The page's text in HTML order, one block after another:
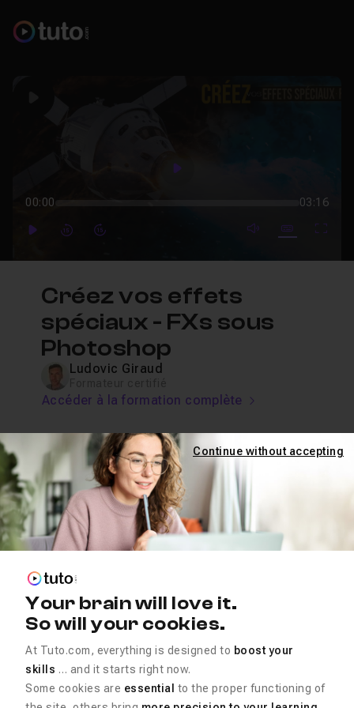
Play
00:00 03:16
PlayForwardForward mute video
Subtitles
Créez vos effets
spéciaux - FXs sous
Photoshop
Ludovic Giraud
Accéder à la formation complète